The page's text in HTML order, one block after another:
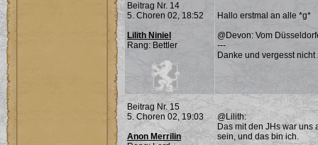
Beitrag Nr. 14
5. Choren 02, 18:52
Lilith Niniel
Rang: Bettler
Hallo erstmal an alle *g*
@Devon: Vom
---
Danke und vergesst
Beitrag Nr. 15
5. Choren 02, 19:03
Anon Merrilin
@Lilith:
Das mit den JHs war uns
sein, und das bin ich.